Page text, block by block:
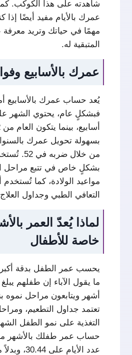
شاهدته على هذا الكوكب.
عمرك بالأيام مفيد أيضًا إذا
مهمًا في حياتك وتريد معرفة
المتبقية له.
عمرك بالأسابيع
يُعد حساب عمرك بالأسابيع
بسهولة تحويل عمرك
من خلال ضربه
بشكلٍ خاص في تتبع مراحل
مواعيد الولادة، كما
التعافي الطبي وجداول
لماذا يُعدّ العمر
خاصة للأطفال
يحسب عمر الطفل بدقة أكبر
أشهر ويتابعون مراحل نموه
تعتمد جداول التطعيم،
التغذية على نمو الطفل
حساب عمر طفلك بالأشهر
عدد الأيام